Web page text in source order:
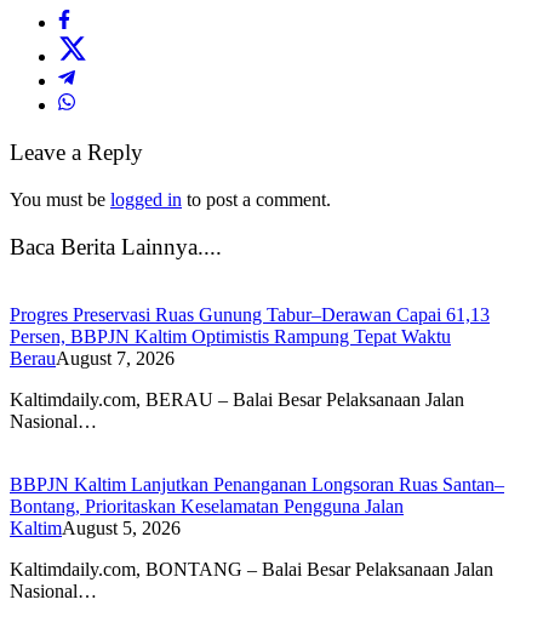
Leave a Reply
You must be logged in to post a comment.
Baca Berita Lainnya....
Progres Preservasi Ruas Gunung Tabur–Derawan Capai 61,13
Persen, BBPJN Kaltim Optimistis Rampung Tepat Waktu
BerauAugust 7, 2026
Kaltimdaily.com, BERAU – Balai Besar Pelaksanaan Jalan
Nasional…
BBPJN Kaltim Lanjutkan Penanganan Longsoran Ruas Santan–
Bontang, Prioritaskan Keselamatan Pengguna Jalan
KaltimAugust 5, 2026
Kaltimdaily.com, BONTANG – Balai Besar Pelaksanaan Jalan
Nasional…